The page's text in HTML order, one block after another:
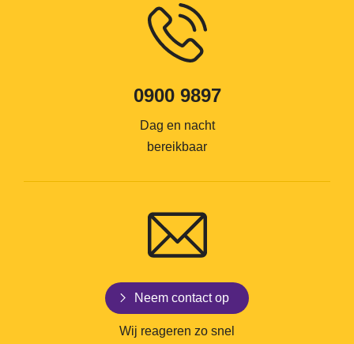
0900 9897
Dag en nacht
bereikbaar
Neem contact op
Wij reageren zo snel